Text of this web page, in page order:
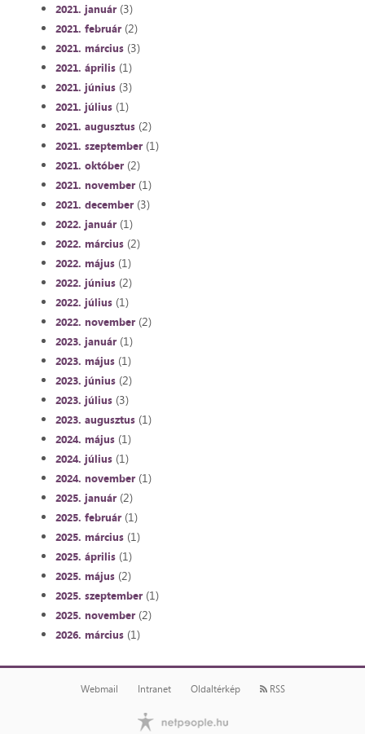
2021. január(3)
2021. február(2)
2021. március(3)
2021. április(1)
2021. június(3)
2021. július(1)
2021. augusztus(2)
2021. szeptember(1)
2021. október(2)
2021. november(1)
2021. december(3)
2022. január(1)
2022. március(2)
2022. május(1)
2022. június(2)
2022. július(1)
2022. november(2)
2023. január(1)
2023. május(1)
2023. június(2)
2023. július(3)
2023. augusztus(1)
2024. május(1)
2024. július(1)
2024. november(1)
2025. január(2)
2025. február(1)
2025. március(1)
2025. április(1)
2025. május(2)
2025. szeptember(1)
2025. november(2)
2026. március(1)
Webmail Intranet Oldaltérkép RSS